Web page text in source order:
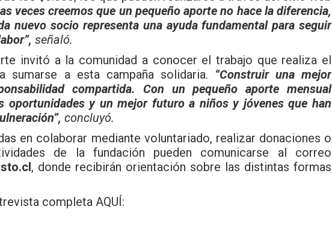
veces creemos que un pequeño aporte no hace la diferencia,
nuevo socio representa una ayuda fundamental para seguir
señaló.
invitó a la comunidad a conocer el trabajo que realiza el
sumarse a esta campaña solidaria. “Construir una mejor
compartida. Con un pequeño aporte mensual
oportunidades y un mejor futuro a niños y jóvenes que han
concluyó.
en colaborar mediante voluntariado, realizar donaciones o
de la fundación pueden comunicarse al correo
, donde recibirán orientación sobre las distintas formas
completa AQUÍ: